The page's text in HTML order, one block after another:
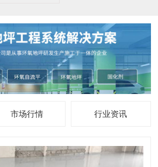
市场行情 行业资讯